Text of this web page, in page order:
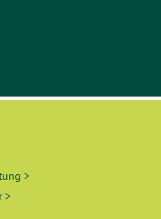
>
>